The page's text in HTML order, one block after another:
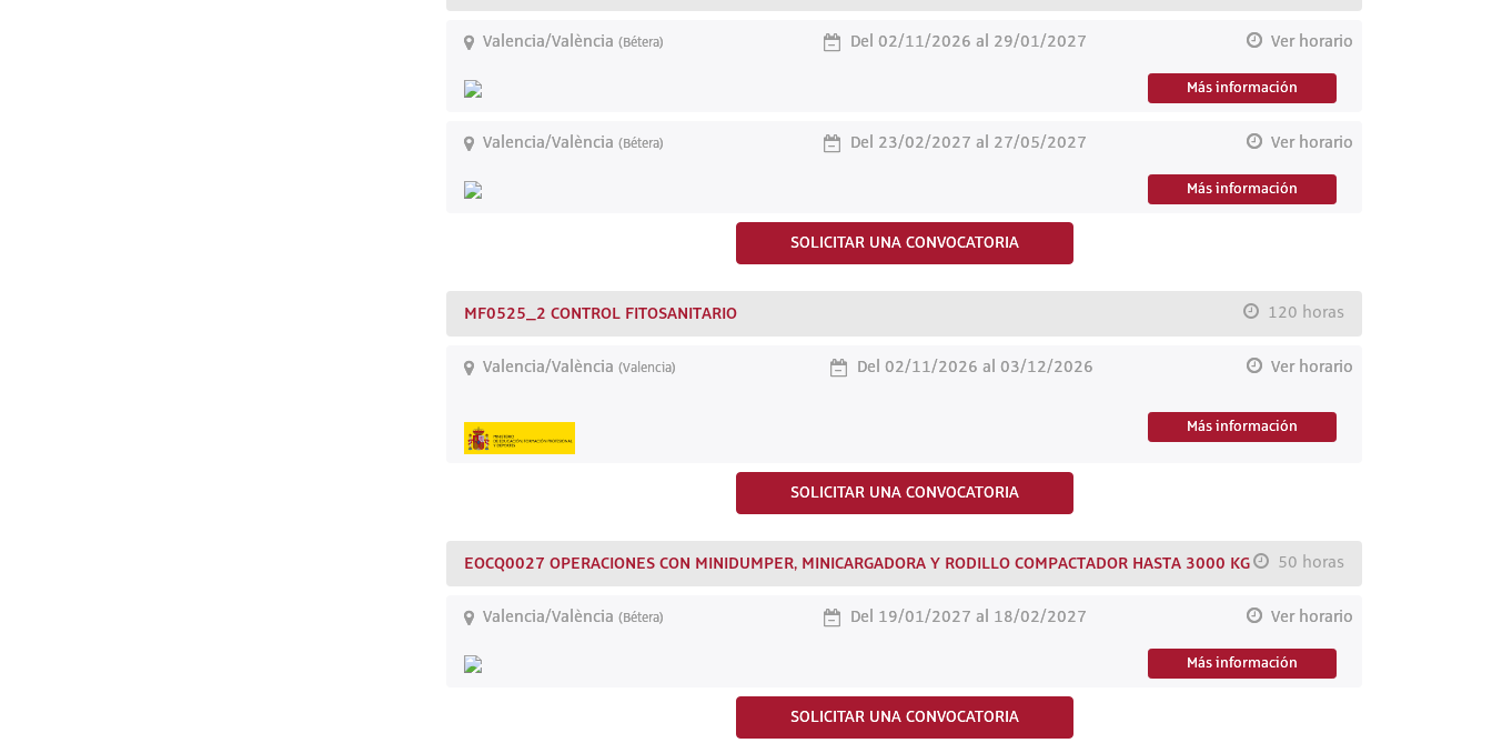
Valencia/València (Bétera) Del 02/11/2026 al 29/01/2027 Ver horario
Más información
Valencia/València (Bétera) Del 23/02/2027 al 27/05/2027 Ver horario
Más información
SOLICITAR UNA CONVOCATORIA
120 horas
MF0525_2 CONTROL FITOSANITARIO
Valencia/València (Valencia) Del 02/11/2026 al 03/12/2026 Ver horario
Más información
SOLICITAR UNA CONVOCATORIA
50 horas
EOCQ0027 OPERACIONES CON MINIDUMPER, MINICARGADORA Y RODILLO COMPACTADOR HASTA 3000 KG
Valencia/València (Bétera) Del 19/01/2027 al 18/02/2027 Ver horario
Más información
SOLICITAR UNA CONVOCATORIA